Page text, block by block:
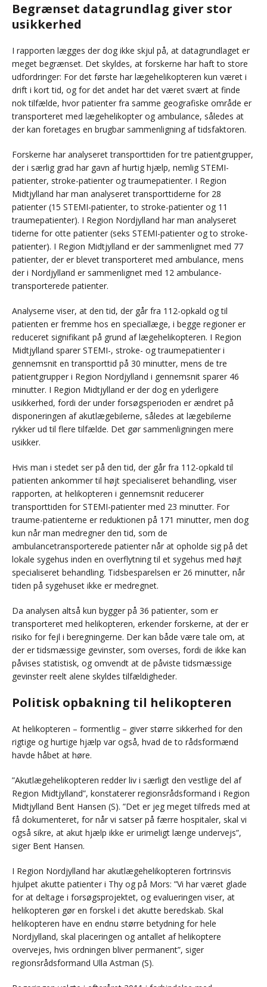
Begrænset datagrundlag giver stor
usikkerhed
I rapporten lægges der dog ikke skjul på, at datagrundlaget er
meget begrænset. Det skyldes, at forskerne har haft to store
udfordringer: For det første har lægehelikopteren kun været i
drift i kort tid, og for det andet har det været svært at finde
nok tilfælde, hvor patienter fra samme geografiske område er
transporteret med lægehelikopter og ambulance, således at
der kan foretages en brugbar sammenligning af tidsfaktoren.
Forskerne har analyseret transporttiden for tre patientgrupper,
der i særlig grad har gavn af hurtig hjælp, nemlig STEMI-
patienter, stroke-patienter og traumepatienter. I Region
Midtjylland har man analyseret transporttiderne for 28
patienter (15 STEMI-patienter, to stroke-patienter og 11
traumepatienter). I Region Nordjylland har man analyseret
tiderne for otte patienter (seks STEMI-patienter og to stroke-
patienter). I Region Midtjylland er der sammenlignet med 77
patienter, der er blevet transporteret med ambulance, mens
der i Nordjylland er sammenlignet med 12 ambulance-
transporterede patienter.
Analyserne viser, at den tid, der går fra 112-opkald og til
patienten er fremme hos en speciallæge, i begge regioner er
reduceret signifikant på grund af lægehelikopteren. I Region
Midtjylland sparer STEMI-, stroke- og traumepatienter i
gennemsnit en transporttid på 30 minutter, mens de tre
patientgrupper i Region Nordjylland i gennemsnit sparer 46
minutter. I Region Midtjylland er der dog en yderligere
usikkerhed, fordi der under forsøgsperioden er ændret på
disponeringen af akutlægebilerne, således at lægebilerne
rykker ud til flere tilfælde. Det gør sammenligningen mere
usikker.
Hvis man i stedet ser på den tid, der går fra 112-opkald til
patienten ankommer til højt specialiseret behandling, viser
rapporten, at helikopteren i gennemsnit reducerer
transporttiden for STEMI-patienter med 23 minutter. For
traume-patienterne er reduktionen på 171 minutter, men dog
kun når man medregner den tid, som de
ambulancetransporterede patienter når at opholde sig på det
lokale sygehus inden en overflytning til et sygehus med højt
specialiseret behandling. Tidsbesparelsen er 26 minutter, når
tiden på sygehuset ikke er medregnet.
Da analysen altså kun bygger på 36 patienter, som er
transporteret med helikopteren, erkender forskerne, at der er
risiko for fejl i beregningerne. Der kan både være tale om, at
der er tidsmæssige gevinster, som overses, fordi de ikke kan
påvises statistisk, og omvendt at de påviste tidsmæssige
gevinster reelt alene skyldes tilfældigheder.
Politisk opbakning til helikopteren
At helikopteren – formentlig – giver større sikkerhed for den
rigtige og hurtige hjælp var også, hvad de to rådsformænd
havde håbet at høre.
”Akutlægehelikopteren redder liv i særligt den vestlige del af
Region Midtjylland”, konstaterer regionsrådsformand i Region
Midtjylland Bent Hansen (S). ”Det er jeg meget tilfreds med at
få dokumenteret, for når vi satser på færre hospitaler, skal vi
også sikre, at akut hjælp ikke er urimeligt længe undervejs”,
siger Bent Hansen.
I Region Nordjylland har akutlægehelikopteren fortrinsvis
hjulpet akutte patienter i Thy og på Mors: ”Vi har været glade
for at deltage i forsøgsprojektet, og evalueringen viser, at
helikopteren gør en forskel i det akutte beredskab. Skal
helikopteren have en endnu større betydning for hele
Nordjylland, skal placeringen og antallet af helikoptere
overvejes, hvis ordningen bliver permanent”, siger
regionsrådsformand Ulla Astman (S).